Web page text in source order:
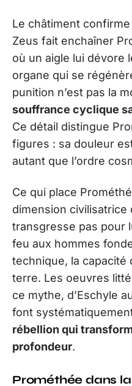
Le châtiment confirme
Zeus fait enchaîner
où un aigle lui dévore
organe qui se
punition n’est pas la
souffrance cyclique
Ce détail distingue
figures : sa douleur
autant que l’ordre
Ce qui place
dimension civilisatrice
transgresse pas pour
feu aux hommes
technique, la capacité
terre. Les oeuvres
ce mythe, d’Eschyle
font
rébellion qui
profondeur.
Prométhée dans